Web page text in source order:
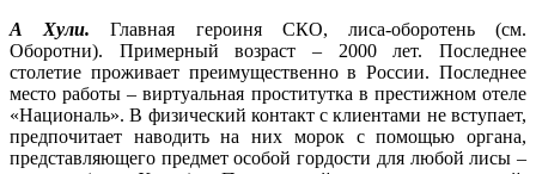
А Хули. Главная героиня СКО, лиса-оборотень (см.
Оборотни). Примерный возраст – 2000 лет. Последнее
столетие проживает преимущественно в России. Последнее
место работы – виртуальная проститутка в престижном отеле
«Националь». В физический контакт с клиентами не вступает,
предпочитает наводить на них морок с помощью органа,
представляющего предмет особой гордости для любой лисы –